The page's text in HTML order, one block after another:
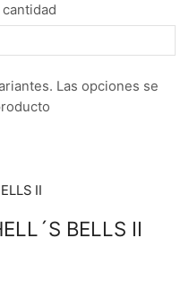
cantidad
Las opciones se
BELLS II